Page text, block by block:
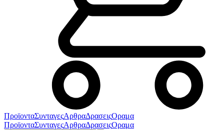
ΠροϊονταΣυνταγεςΑρθραΔρασειςΟραμα
ΠροϊονταΣυνταγεςΑρθραΔρασειςΟραμα